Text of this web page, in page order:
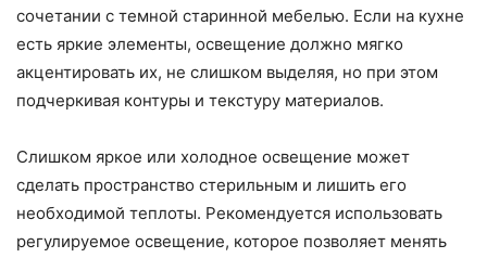
сочетании с темной старинной мебелью. Если на кухне
есть яркие элементы, освещение должно мягко
акцентировать их, не слишком выделяя, но при этом
подчеркивая контуры и текстуру материалов.
Слишком яркое или холодное освещение может
сделать пространство стерильным и лишить его
необходимой теплоты. Рекомендуется использовать
регулируемое освещение, которое позволяет менять